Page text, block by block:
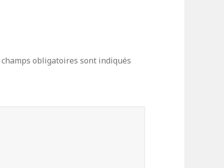
obligatoires sont indiqués